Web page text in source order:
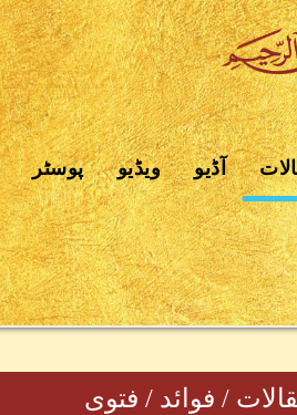
پوسٹر ویڈیو آڈیو
/ فوائد / فتوى